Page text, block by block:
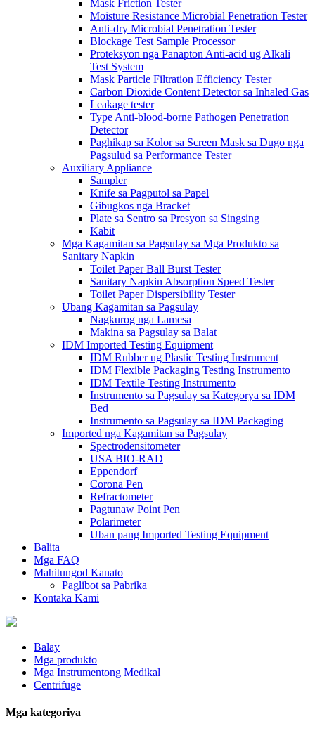
Mask Friction Tester
Moisture Resistance Microbial Penetration Tester
Anti-dry Microbial Penetration Tester
Blockage Test Sample Processor
Proteksyon nga Panapton Anti-acid ug Alkali
Test System
Mask Particle Filtration Efficiency Tester
Carbon Dioxide Content Detector sa Inhaled Gas
Leakage tester
Type Anti-blood-borne Pathogen Penetration
Detector
Paghikap sa Kolor sa Screen Mask sa Dugo nga
Pagsulud sa Performance Tester
Auxiliary Appliance
Sampler
Knife sa Pagputol sa Papel
Gibugkos nga Bracket
Plate sa Sentro sa Presyon sa Singsing
Kabit
Mga Kagamitan sa Pagsulay sa Mga Produkto sa
Sanitary Napkin
Toilet Paper Ball Burst Tester
Sanitary Napkin Absorption Speed ​​Tester
Toilet Paper Dispersibility Tester
Ubang Kagamitan sa Pagsulay
Nagkurog nga Lamesa
Makina sa Pagsulay sa Balat
IDM Imported Testing Equipment
IDM Rubber ug Plastic Testing Instrument
IDM Flexible Packaging Testing Instrumento
IDM Textile Testing Instrumento
Instrumento sa Pagsulay sa Kategorya sa IDM
Bed
Instrumento sa Pagsulay sa IDM Packaging
Imported nga Kagamitan sa Pagsulay
Spectrodensitometer
USA BIO-RAD
Eppendorf
Corona Pen
Refractometer
Pagtunaw Point Pen
Polarimeter
Uban pang Imported Testing Equipment
Balita
Mga FAQ
Mahitungod Kanato
Paglibot sa Pabrika
Kontaka Kami
Balay
Mga produkto
Mga Instrumentong Medikal
Centrifuge
Mga kategoriya